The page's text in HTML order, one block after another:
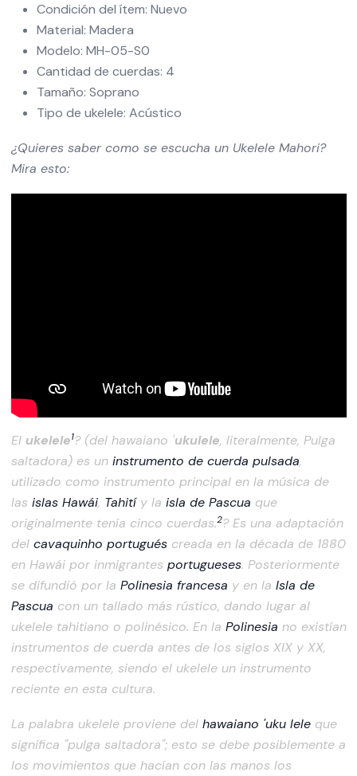
Condición del ítem: Nuevo
Material: Madera
Modelo: MH-05-S0
Cantidad de cuerdas: 4
Tamaño: Soprano
Tipo de ukelele: Acústico
¿Quieres saber como se escucha un Ukelele Mahori?
Mira esto:
El ukelele1? (del hawaiano 'ukulele, literalmente, Pulga
saltadora) es un instrumento de cuerda pulsada,
utilizado como instrumento principal en la música de
las islas Hawái, Tahitíy la isla de Pascua que
originalmente tenía cinco cuerdas.2? Es una adaptación
del cavaquinho portuguéscreada en la década de 1880
en Hawái por inmigrantes portugueses. Posteriormente
se difundió por la Polinesia francesa y en la Isla de
Pascua con un tallado más rústico, dando lugar al
ukelele tahitiano o polinésico. En la Polinesia no existían
instrumentos de cuerda antes de los siglos XIX y XX,
respectivamente, siendo el ukelele un instrumento
reciente en esta cultura.
La palabra ukelele proviene del hawaiano 'uku leleque
significa "pulga saltadora"; esto se debe posiblemente a
los movimientos que hacían con las manos los